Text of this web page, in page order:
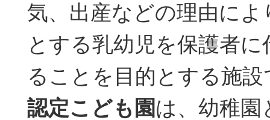
気、出産などの理由によ
とする乳幼児を保護者
ることを目的とする施設
認定こども園は、幼稚園